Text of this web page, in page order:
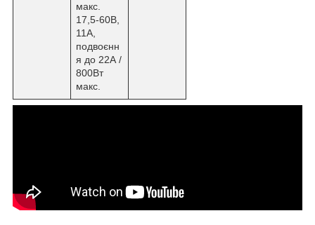
макс.
17,5-60В,
11А,
подвоєнн
я до 22А /
800Вт
макс.